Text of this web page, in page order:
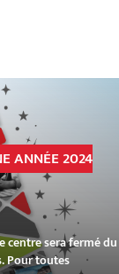
ANNÉE 2024
centre sera fermé du
Pour toutes